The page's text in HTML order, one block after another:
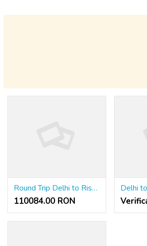
Round Trip Delhi to Rishikesh Taxi Service
110084.00 RON